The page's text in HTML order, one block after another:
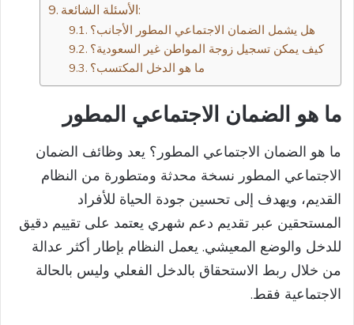
الأسئلة الشائعة:
هل يشمل الضمان الاجتماعي المطور الأجانب؟
كيف يمكن تسجيل زوجة المواطن غير السعودية؟
ما هو الدخل المكتسب؟
ما هو الضمان الاجتماعي المطور​
ما هو الضمان الاجتماعي المطور؟ يعد وظائف الضمان
الاجتماعي المطور نسخة محدثة ومتطورة من النظام
القديم، ويهدف إلى تحسين جودة الحياة للأفراد
المستحقين عبر تقديم دعم شهري يعتمد على تقييم دقيق
للدخل والوضع المعيشي. يعمل النظام بإطار أكثر عدالة
من خلال ربط الاستحقاق بالدخل الفعلي وليس بالحالة
الاجتماعية فقط.